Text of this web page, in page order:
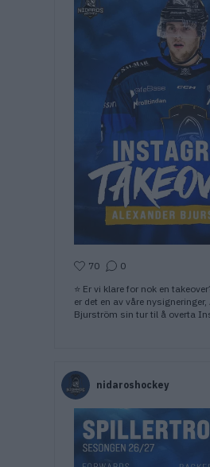
70 0
⭐️ Er vi klare for nok en
er det en av våre nysigneringer,
Bjurström sin tur til å overta
nidaroshockey